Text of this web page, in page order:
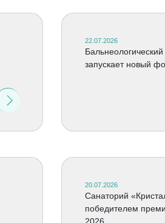
22.07.2026
запускает новый
20.07.2026
Cанаторий
победителем